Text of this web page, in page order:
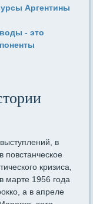
Аргентины
- это
в
повстанческое
кризиса,
марте 1956 года
а в апреле